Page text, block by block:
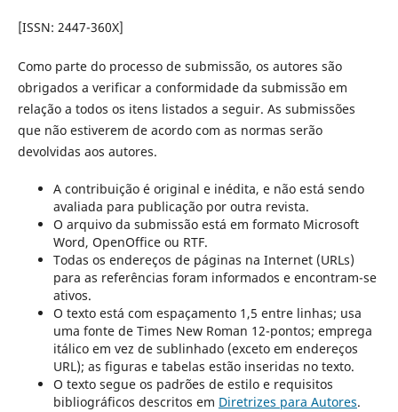
[ISSN: 2447-360X]
Como parte do processo de submissão, os autores são
obrigados a verificar a conformidade da submissão em
relação a todos os itens listados a seguir. As submissões
que não estiverem de acordo com as normas serão
devolvidas aos autores.
A contribuição é original e inédita, e não está sendo
avaliada para publicação por outra revista.
O arquivo da submissão está em formato Microsoft
Word, OpenOffice ou RTF.
Todas os endereços de páginas na Internet (URLs)
para as referências foram informados e encontram-se
ativos.
O texto está com espaçamento 1,5 entre linhas; usa
uma fonte de Times New Roman 12-pontos; emprega
itálico em vez de sublinhado (exceto em endereços
URL); as figuras e tabelas estão inseridas no texto.
O texto segue os padrões de estilo e requisitos
bibliográficos descritos em Diretrizes para Autores.